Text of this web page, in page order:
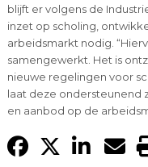
blijft er volgens de
inzet op scholing,
arbeidsmarkt nodig.
samengewerkt. Het is
nieuwe regelingen voor
laat deze ondersteunend
en aanbod op de